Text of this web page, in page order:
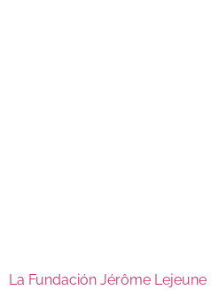
La Fundación Jérôme Lejeune